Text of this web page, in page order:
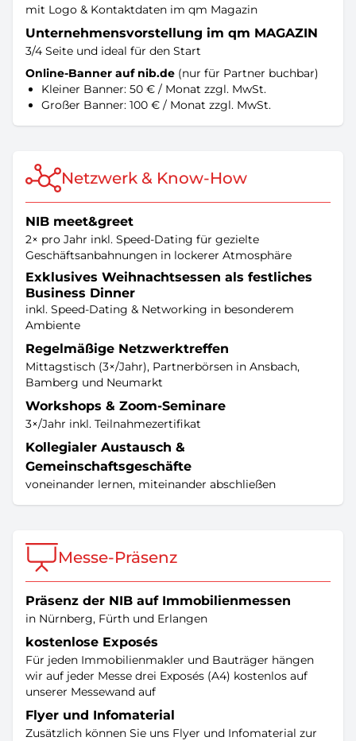
mit Logo & Kontaktdaten im qm Magazin
Unternehmensvorstellung im qm MAGAZIN
3/4 Seite und ideal für den Start
Online-Banner auf nib.de (nur für Partner buchbar)
Kleiner Banner: 50 € / Monat zzgl. MwSt.
Großer Banner: 100 € / Monat zzgl. MwSt.
Netzwerk & Know-How
NIB meet&greet
2× pro Jahr inkl. Speed-Dating für gezielte
Geschäftsanbahnungen in lockerer Atmosphäre
Exklusives Weihnachtsessen als festliches
Business Dinner
inkl. Speed-Dating & Networking in besonderem
Ambiente
Regelmäßige Netzwerktreffen
Mittagstisch (3×/Jahr), Partnerbörsen in Ansbach,
Bamberg und Neumarkt
Workshops & Zoom-Seminare
3×/Jahr inkl. Teilnahmezertifikat
Kollegialer Austausch &
Gemeinschaftsgeschäfte
voneinander lernen, miteinander abschließen
Messe-Präsenz
Präsenz der NIB auf Immobilienmessen
in Nürnberg, Fürth und Erlangen
kostenlose Exposés
Für jeden Immobilienmakler und Bauträger hängen
wir auf jeder Messe drei Exposés (A4) kostenlos auf
unserer Messewand auf
Flyer und Infomaterial
Zusätzlich können Sie uns Flyer und Infomaterial zur